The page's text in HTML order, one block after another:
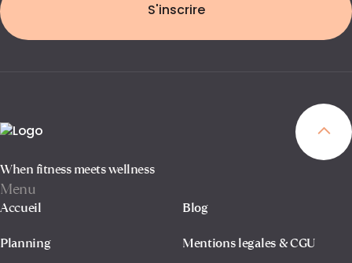
S'inscrire
When fitness meets wellness
Menu
Accueil
Planning
Blog
Mentions legales & CGU